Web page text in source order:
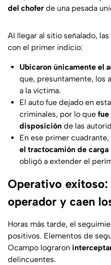
del chofer de una pesada
Al llegar al sitio señalado,
con el primer indicio:
Ubicaron únicamente el
que, presuntamente, los
a la víctima.
El auto fue dejado en
criminales, por lo que fue
disposición de las
En ese primer cuadrante,
el tractocamión de carga
obligó a extender el
Operativo exitoso:
operador y caen
Horas más tarde, el
positivos. Elementos de
Ocampo lograron
delincuentes.